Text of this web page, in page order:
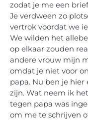
zodat je me een
Je verdween zo
vertrok voordat we
We wilden het
op elkaar zouden
andere vrouw mijn
omdat je niet voor
papa. Nu ben je
zijn. Wat neem ik
tegen papa was
om me te schrijven